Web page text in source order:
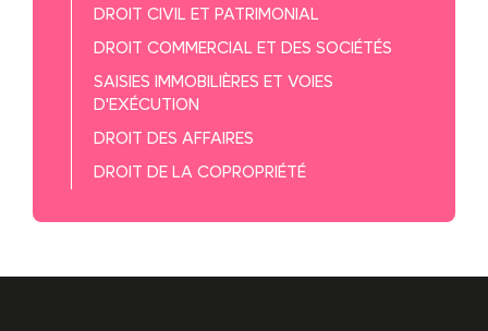
DROIT CIVIL ET PATRIMONIAL
DROIT COMMERCIAL ET DES SOCIÉTÉS
SAISIES IMMOBILIÈRES ET VOIES
D'EXÉCUTION
DROIT DES AFFAIRES
DROIT DE LA COPROPRIÉTÉ